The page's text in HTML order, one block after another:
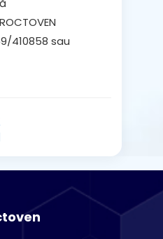
410858 sau